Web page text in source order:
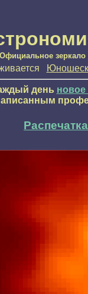
Официальное зеркало
день новое